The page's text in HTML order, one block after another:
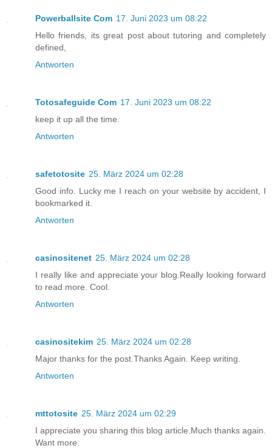
Powerballsite Com 17. Juni 2023 um 08:22
Hello friends, its great post about tutoring and completely
defined,
Antworten
Totosafeguide Com 17. Juni 2023 um 08:22
keep it up all the time.
Antworten
safetotosite 25. März 2024 um 02:28
Good info. Lucky me I reach on your website by accident, I
bookmarked it.
Antworten
casinositenet 25. März 2024 um 02:28
I really like and appreciate your blog.Really looking forward
to read more. Cool.
Antworten
casinositekim 25. März 2024 um 02:28
Major thanks for the post.Thanks Again. Keep writing.
Antworten
mttotosite 25. März 2024 um 02:29
I appreciate you sharing this blog article.Much thanks again.
Want more.